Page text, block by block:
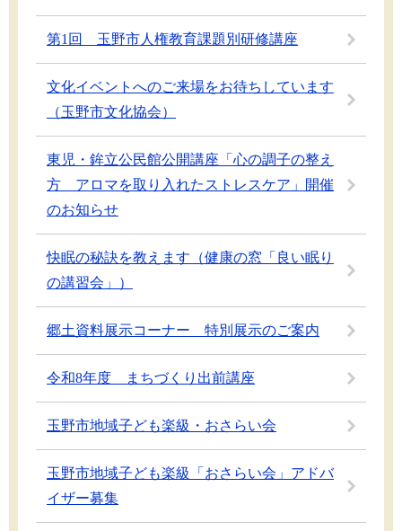
第1回 玉野市人権教育課題別研修講座
文化イベントへのご来場をお待ちしています
（玉野市文化協会）
東児・鉾立公民館公開講座「心の調子の整え
方 アロマを取り入れたストレスケア」開催
のお知らせ
快眠の秘訣を教えます（健康の窓「良い眠り
の講習会」）
郷土資料展示コーナー 特別展示のご案内
令和8年度 まちづくり出前講座
玉野市地域子ども楽級・おさらい会
玉野市地域子ども楽級「おさらい会」アドバ
イザー募集